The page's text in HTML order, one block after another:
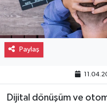
Paylaş
Dijital dönüşüm ve
Gayrimenkul
Spor